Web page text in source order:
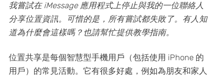
我嘗試在 iMessage 應用程式上停止與我的一位聯絡人
分享位置資訊。可惜的是，所有嘗試都失敗了。有人知
道為什麼會這樣嗎？也請幫忙提供教學指南。
位置共享是每個智慧型手機用戶（包括使用 iPhone 的
用戶）的常見活動。它有很多好處，例如為朋友和家人